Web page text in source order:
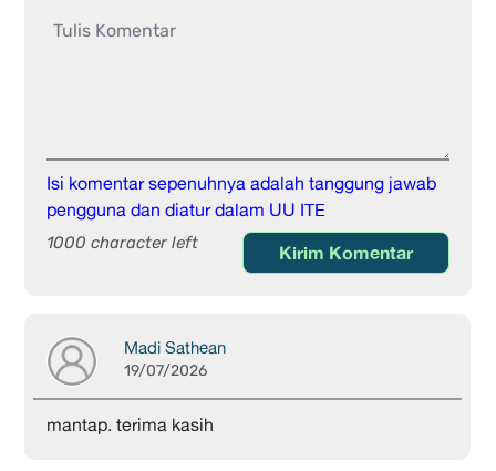
Isi komentar sepenuhnya adalah tanggung jawab
pengguna dan diatur dalam UU ITE
1000 character left Kirim Komentar
Madi Sathean
19/07/2026
mantap. terima kasih